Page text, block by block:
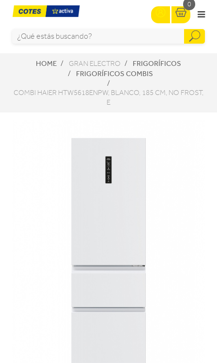
0
HOME GRAN ELECTRO
FRIGORÍFICOS
FRIGORÍFICOS COMBIS
COMBI HAIER HTW5618ENPW, BLANCO, 185 CM, NO FROST,
E